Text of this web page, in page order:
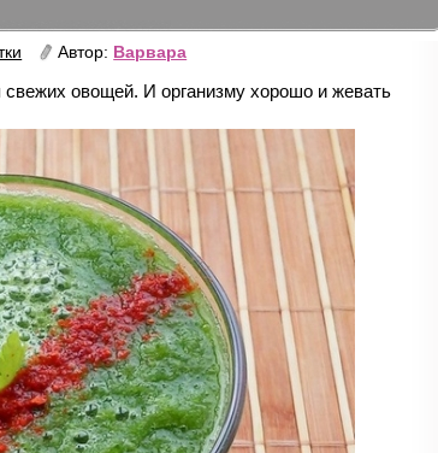
Автор: Варвара
свежих овощей. И организму хорошо и жевать